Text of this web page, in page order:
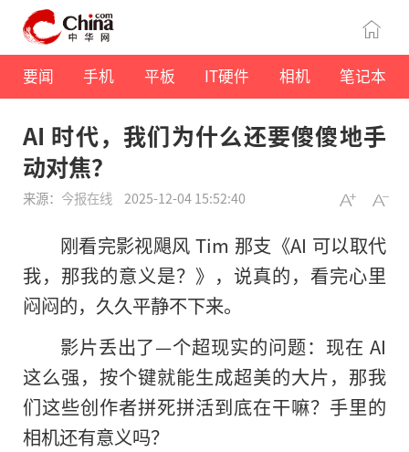
要闻 手机 平板 IT硬件 相机 笔记本
AI 时代，我们为什么还要傻傻地手
动对焦？
来源： 今报在线 2025-12-04 15:52:40
刚看完影视飓风 Tim 那支《AI 可以取代
我，那我的意义是？》，说真的，看完心里
闷闷的，久久平静不下来。
影片丢出了—个超现实的问题：现在 AI
这么强，按个键就能生成超美的大片，那我
们这些创作者拼死拼活到底在干嘛？手里的
相机还有意义吗？